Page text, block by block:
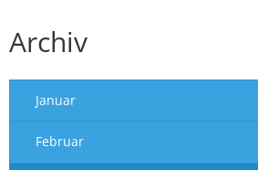
Archiv
Januar
Februar